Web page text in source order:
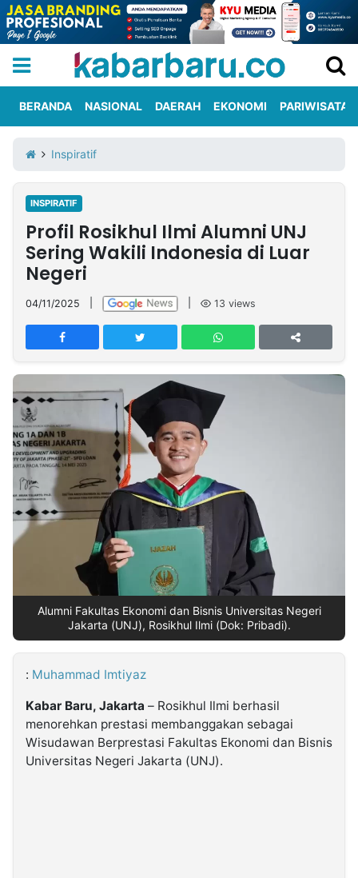
Iklan
Berita
Kami
Nasional
International
Olahraga
Entertainment
Daerah
Pariwisata
Kuliner
Kolom
Network
PT
TREETAN
INDONESIA
Partner
Insight
NTB
Suara
Time
Lens
IDN
Daily
Jogja
Jalan
Rakyat
Idealita
News
Kita
Notice
Dinamikapost.com
Radar
Baru
Seedbacklink
Follow
Kabarbaru
Kabarbaru.co
BERANDA NASIONAL DAERAH EKONOMI PARIWISATA
Inspiratif
INSPIRATIF
Profil Rosikhul Ilmi Alumni UNJ
Sering Wakili Indonesia di Luar
Negeri
04/11/2025 13 views
Alumni Fakultas Ekonomi dan Bisnis Universitas Negeri
Jakarta (UNJ), Rosikhul Ilmi (Dok: Pribadi).
: Muhammad Imtiyaz
Kabar Baru, Jakarta – Rosikhul Ilmi berhasil
menorehkan prestasi membanggakan sebagai
Wisudawan Berprestasi Fakultas Ekonomi dan Bisnis
Universitas Negeri Jakarta (UNJ).